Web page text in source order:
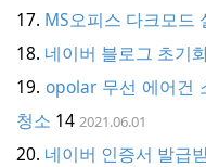
MS오피스 다크모드
네이버 블로그 초기
opolar 무선 에어건
청소 14 2021.06.01
네이버 인증서 발급